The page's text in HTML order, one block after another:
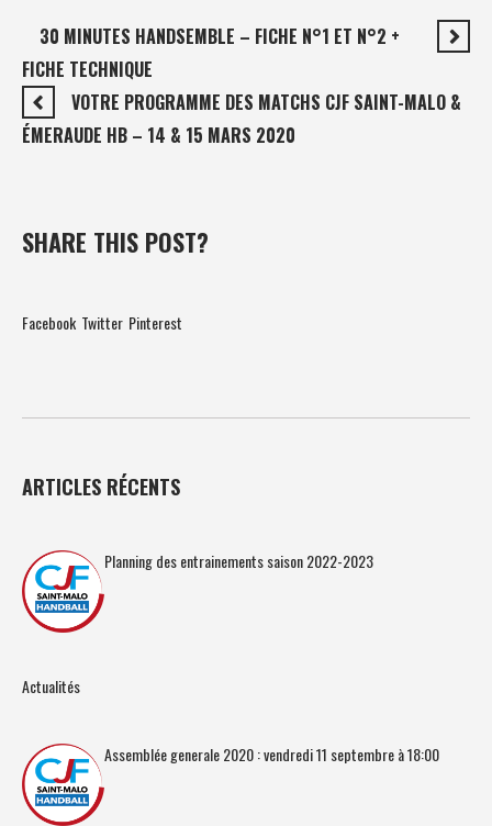
30 MINUTES HANDSEMBLE – FICHE N°1 ET N°2 +
FICHE TECHNIQUE
VOTRE PROGRAMME DES MATCHS CJF SAINT-MALO &
ÉMERAUDE HB – 14 & 15 MARS 2020
SHARE THIS POST?
Facebook Twitter Pinterest
ARTICLES RÉCENTS
Planning des entrainements saison 2022-2023
Actualités
Assemblée generale 2020 : vendredi 11 septembre à 18:00